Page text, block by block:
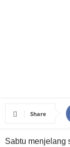
Share
Sabtu menjelang